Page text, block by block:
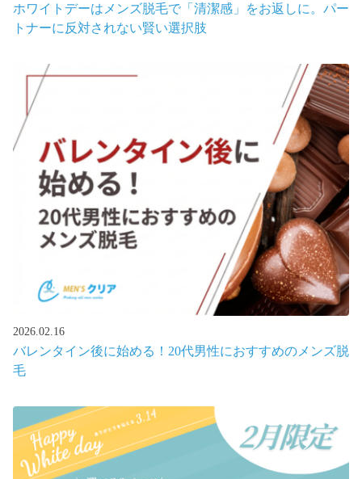
ホワイトデーはメンズ脱毛で「清潔感」をお返しに。パー
トナーに反対されない賢い選択肢
2026.02.16
バレンタイン後に始める！20代男性におすすめのメンズ脱
毛